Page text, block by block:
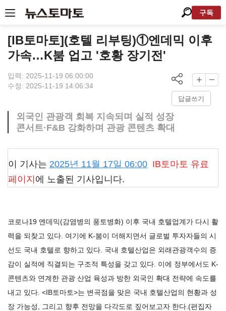
구독
[IB토마토](호텔 리부팅)①엔데믹 이후
가속…K붐 업고 '호황 장기전'
입력: 2025-11-19 06:00:00
수정: 2025-11-19 14:06:34
답글쓰기
외국인 관광객 회복 지속되며 실적 성장
콘서트·F&B 강화하며 관광 콘텐츠 확대
이 기사는 2025년 11월 17일 06:00 IB토마토 유료
페이지 에 노출된 기사입니다.
코로나19 엔데믹(감염병의 풍토병화) 이후 국내 호텔업계가 다시 활
력을 되찾고 있다. 여기에 K-붐이 더해지면서 글로벌 투자자들의 시
선도 국내 호텔로 향하고 있다. 국내 호텔산업은 외래관광객수의 증
감이 실적에 직결되는 구조적 특성을 갖고 있다. 이에 정부에서도 K-
콘텐츠와 연계한 관광 산업 육성과 방한 외국인 확대 전략에 속도를
내고 있다. <IB토마토>는 변곡점을 맞은 국내 호텔산업의 현황과 성
장 가능성, 그리고 향후 전망을 다각도로 짚어보고자 한다.(편집자